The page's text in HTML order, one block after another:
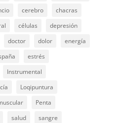
cerebro
chacras
células
depresión
doctor dolor
energía
estrés
Instrumental
Loqipuntura
Penta
salud
sangre